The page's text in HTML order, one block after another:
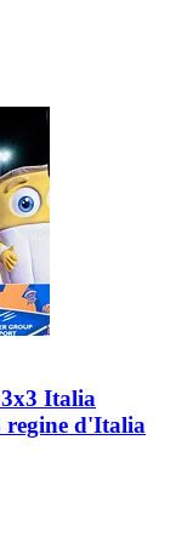
Italia
regine d'Italia